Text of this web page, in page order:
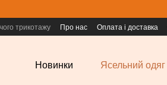
трикотажу Про нас Оплата і доставка
Новинки Ясельний одяг